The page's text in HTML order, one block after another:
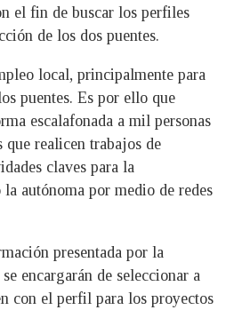
el fin de buscar los perfiles
de los dos puentes.
local, principalmente para
puentes. Es por ello que
escalafonada a mil personas
que realicen trabajos de
claves para la
autónoma por medio de redes
presentada por la
encargarán de seleccionar a
con el perfil para los proyectos